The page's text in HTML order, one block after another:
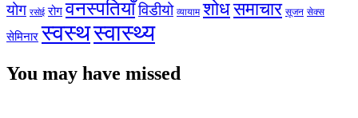
योग रसोई रोग वनस्पतियाँविडीयो व्यायाम शोधसमाचार सूजन सेक्स
सेमिनार स्वस्थस्वास्थ्य
You may have missed